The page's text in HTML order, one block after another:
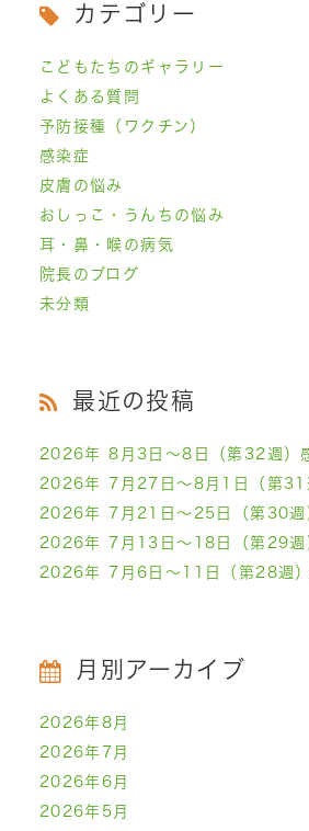
カテゴリー
こどもたちのギャラリー
よくある質問
予防接種（ワクチン）
感染症
皮膚の悩み
おしっこ・うんちの悩み
耳・鼻・喉の病気
院長のブログ
未分類
最近の投稿
2026年 8月3日～8日（第32週）
2026年 7月27日～8月1日（第31
2026年 7月21日～25日（第30週
2026年 7月13日～18日（第29週
2026年 7月6日～11日（第28週）
月別アーカイブ
2026年8月
2026年7月
2026年6月
2026年5月